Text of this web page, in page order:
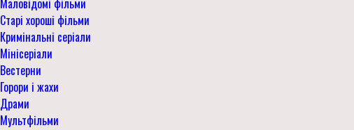
Маловідомі фільми
Старі хороші фільми
Кримінальні серіали
Мінісеріали
Вестерни
Горори і жахи
Драми
Мультфільми